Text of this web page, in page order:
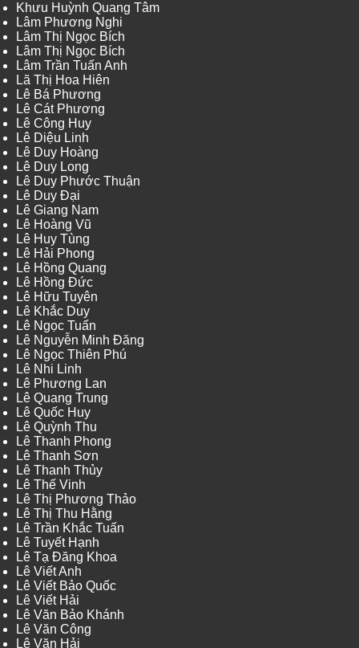
Khưu Huỳnh Quang Tâm
Lâm Phương Nghi
Lâm Thị Ngọc Bích
Lâm Thị Ngọc Bích
Lâm Trần Tuấn Anh
Lã Thị Hoa Hiên
Lê Bá Phương
Lê Cát Phương
Lê Công Huy
Lê Diệu Linh
Lê Duy Hoàng
Lê Duy Long
Lê Duy Phước Thuận
Lê Duy Đại
Lê Giang Nam
Lê Hoàng Vũ
Lê Huy Tùng
Lê Hải Phong
Lê Hồng Quang
Lê Hồng Đức
Lê Hữu Tuyên
Lê Khắc Duy
Lê Ngọc Tuấn
Lê Nguyễn Minh Đăng
Lê Ngọc Thiên Phú
Lê Nhi Linh
Lê Phương Lan
Lê Quang Trung
Lê Quốc Huy
Lê Quỳnh Thu
Lê Thanh Phong
Lê Thanh Sơn
Lê Thanh Thủy
Lê Thế Vinh
Lê Thị Phương Thảo
Lê Thị Thu Hằng
Lê Trần Khắc Tuấn
Lê Tuyết Hạnh
Lê Tạ Đăng Khoa
Lê Viết Anh
Lê Viết Bảo Quốc
Lê Viết Hải
Lê Văn Bảo Khánh
Lê Văn Công
Lê Văn Hải